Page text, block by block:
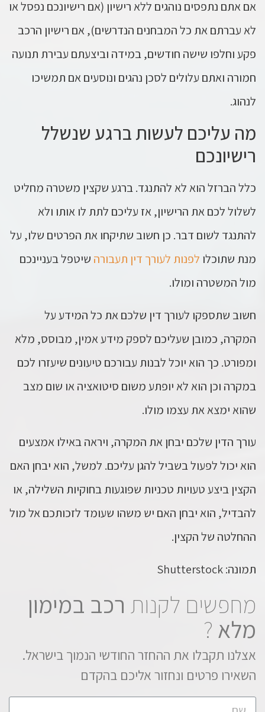
אם אתם נתפסים נוהגים ללא רישיון (אם רישיונכם נפסל או
לא עברתם את כל המבחנים הנדרשים), אם רישיון הרכב
פקע וחלפו שישה חודשים, במידה וביצעתם עבירת תנועה
חמורה ואתם עלולים לסכן נהגים ונוסעים אם תמשיכו
לנהוג.
מה עליכם לעשות ברגע שנשלל
רישיונכם
כלל הברזל הוא לא להתנגד. ברגע שקצין משטרה מחליט
לשלול לכם את הרישיון, אז עליכם לתת לו אותו ולא
להתנגד לשום דבר. כן חשוב שתיקחו את הפרטים שלו, על
מנת שתוכלו לפנות לעורך דין תעבורה שיטפל בעניינכם
מול המשטרה ומולו.
חשוב שתספקו לעורך דין שלכם את כל המידע על
המקרה, כמובן שעליכם לספק מידע אמין, מבוסס, מלא
ומפורט. כך הוא יוכל לבנות עבורכם טיעונים שיעזרו לכם
במקרה וכן הוא לא יופתע משום סיטואציה או שום מצב
שהוא ימצא את עצמו מולו.
עורך הדין שלכם יבחן את המקרה, ויראה באילו אמצעים
הוא יכול לפעול בשביל להגן עליכם. למשל, הוא יבחן האם
הקצין ביצע טעויות טכניות שפוגעות בחוקיות השלילה, או
להבדיל, הוא יבחן האם יש משהו שעומד לזכותכם אל מול
ההחלטה של הקצין.
תמונה: Shutterstock
מחפשים לקנות רכב במימון
מלא ?
אצלנו תקבלו את ההחזר החודשי הנמוך בישראל.
השאירו פרטים ונחזור אליכם בהקדם